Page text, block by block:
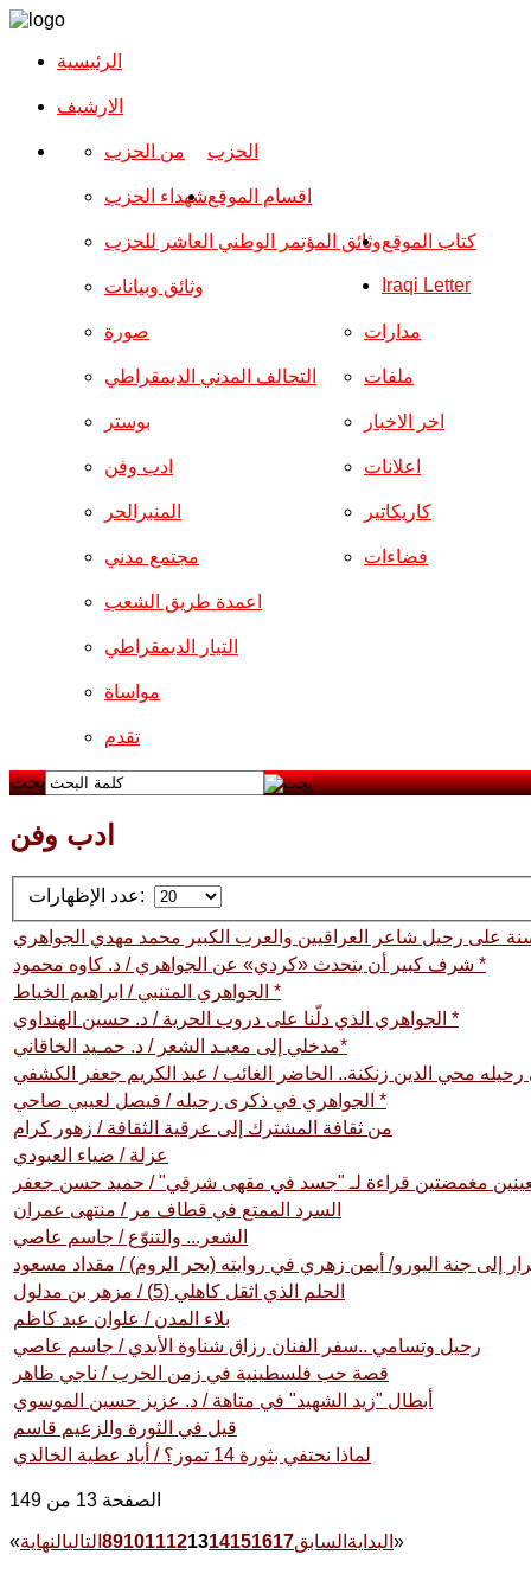
الرئيسية
الارشیف
الحزب من الحزب
شهداء الحزب
وثائق المؤتمر الوطني العاشر للحزب
وثائق وبيانات
اقسام الموقع
صورة
التحالف المدني الديمقراطي
بوستر
ادب وفن
المنبرالحر
مجتمع مدني
مدارات
ملفات
اخر الاخبار
اعلانات
كاريكاتير
فضاءات
اعمدة طريق الشعب
التيار الديمقراطي
مواساة
تقدم
كتاب الموقع
Iraqi Letter
بحث
ادب وفن
عدد الإظهارات:
على رحيل شاعر العراقيين والعرب الكبير محمد مهدي الجواهري
شرف كبير أن يتحدث «كردي» عن الجواهري / د. كاوه محمود *
الجواهري المتنبي / ابراهيم الخياط *
الجواهري الذي دلّنا على دروب الحرية / د. حسين الهنداوي *
مدخلي إلى معبـد الشعر / د. حمـيد الخاقاني*
الجواهري في ذكرى رحيله / فيصل لعيبي صاحي *
من ثقافة المشترك إلى عرقية الثقافة / زهور كرام
عزلة / ضياء العبودي
بعينين مغمضتين قراءة لـ "جسد في مقهى شرقي" / حميد حسن جعفر
السرد الممتع في قطاف مر / منتهى عمران
الشعر... والتنوّع / جاسم عاصي
إلى جنة اليورو/ أيمن زهري في روايته (بحر الروم) / مقداد مسعود
الحلم الذي اثقل كاهلي (5) / مزهر بن مدلول
بلاء المدن / علوان عبد كاظم
رحيل وتسامي ..سفر الفنان رزاق شناوة الأبدي / جاسم عاصي
قصة حب فلسطينية في زمن الحرب / ناجي ظاهر
أبطال "زيد الشهيد" في متاهة / د. عزيز حسين الموسوي
قيل في الثورة والزعيم قاسم
لماذا نحتفي بثورة 14 تموز؟ / أياد عطية الخالدي
الصفحة 13 من 149
« البداية السابق 891011121314151617 التاليالنهاية »